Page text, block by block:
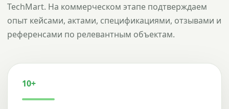
TechMart. На коммерческом этапе подтверждаем
опыт кейсами, актами, спецификациями, отзывами и
референсами по релевантным объектам.
10+